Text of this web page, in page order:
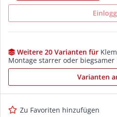
Weitere 20 Varianten für
Montage starrer oder biegsamer
Varianten
Zu Favoriten hinzufügen